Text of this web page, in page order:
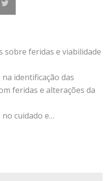
sobre feridas e viabilidade
identificação das
feridas e alterações da
cuidado e